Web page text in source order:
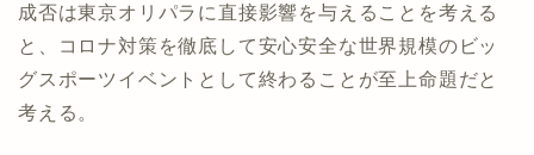
成否は東京オリパラに直接影響を与えることを考える
と、コロナ対策を徹底して安心安全な世界規模のビッ
グスポーツイベントとして終わることが至上命題だと
考える。